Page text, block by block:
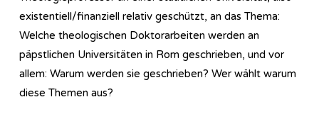
existentiell/finanziell relativ geschützt, an das Thema:
Welche theologischen Doktorarbeiten werden an
päpstlichen Universitäten in Rom geschrieben, und vor
allem: Warum werden sie geschrieben? Wer wählt warum
diese Themen aus?